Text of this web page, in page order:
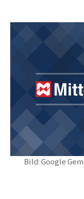
Bild: Google